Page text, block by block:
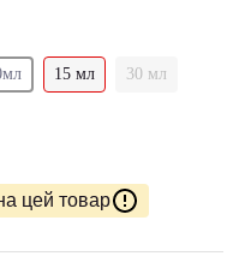
15 мл 30 мл
цей товар